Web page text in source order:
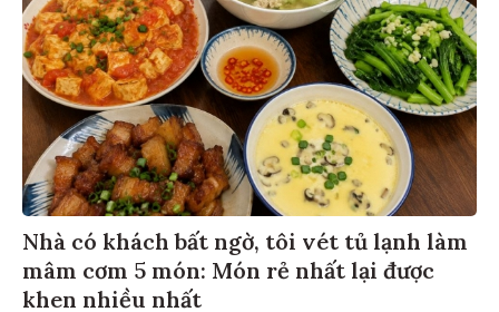
Nhà có khách bất ngờ, tôi vét tủ lạnh làm
mâm cơm 5 món: Món rẻ nhất lại được
khen nhiều nhất